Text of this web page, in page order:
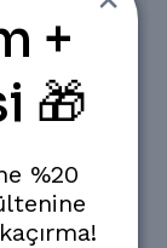
+
🎁
%20